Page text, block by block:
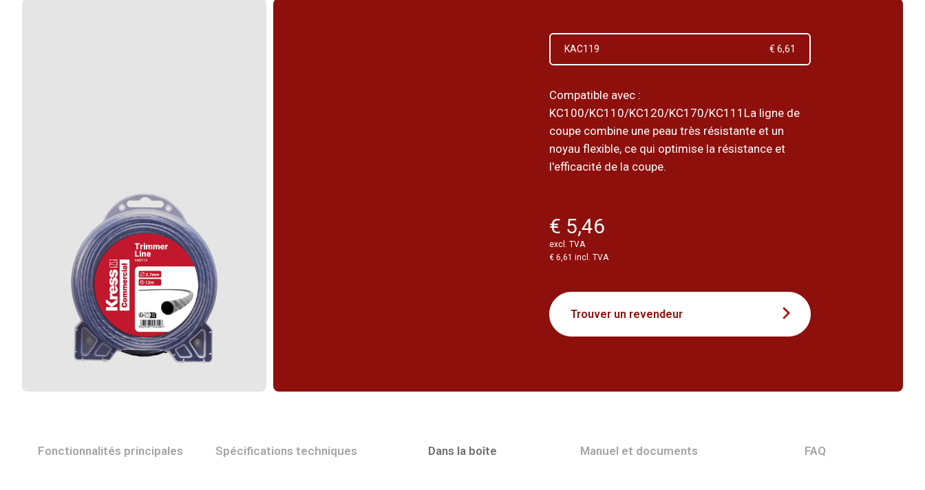
KAC119 € 6,61
Compatible avec :
KC100/KC110/KC120/KC170/KC111La ligne de
coupe combine une peau très résistante et un
noyau flexible, ce qui optimise la résistance et
l'efficacité de la coupe.
€ 5,46
excl. TVA
€ 6,61 incl. TVA
Trouver un revendeur
Fonctionnalités principales Spécifications techniques Dans la boîte Manuel et documents FAQ